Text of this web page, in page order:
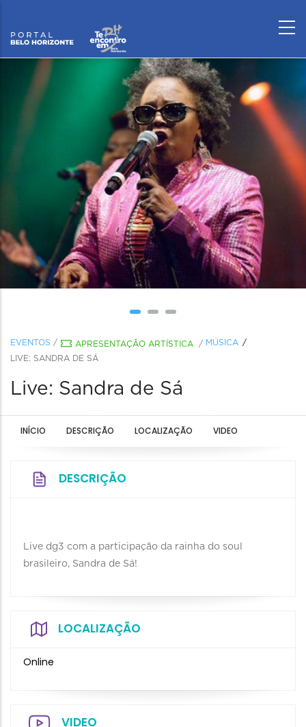
EVENTOS / APRESENTAÇÃO ARTÍSTICA / MÚSICA
LIVE: SANDRA DE SÁ
Live: Sandra de Sá
INÍCIO DESCRIÇÃO LOCALIZAÇÃO VIDEO
DESCRIÇÃO
Live dg3 com a participação da rainha do soul
brasileiro, Sandra de Sá!
LOCALIZAÇÃO
Online
VIDEO